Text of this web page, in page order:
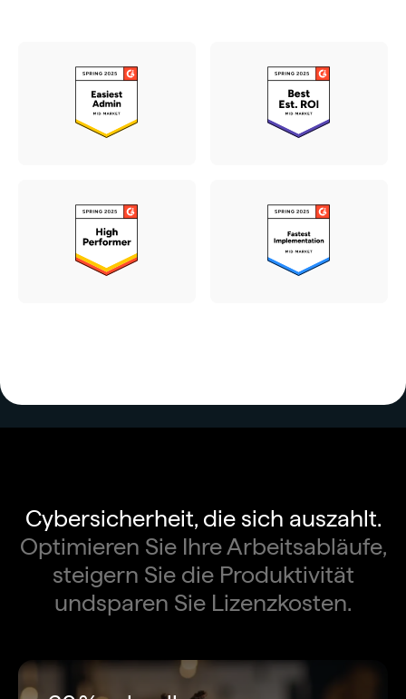
Cybersicherheit, die sich auszahlt.
Optimieren Sie Ihre Arbeitsabläufe,
steigern Sie die Produktivität
undsparen Sie Lizenzkosten.